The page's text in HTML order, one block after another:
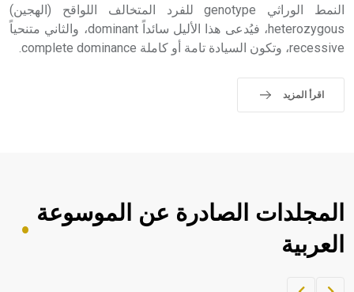
النمط الوراثي genotype للفرد المتخالف اللواقح (الهجين)
heterozygous، فيُدعى هذا الأليل سائداً dominant، والثاني متنحياً
recessive، وتكون السيادة تامة أو كاملة complete dominance.
اقرأ المزيد
المجلدات الصادرة عن الموسوعة
العربية